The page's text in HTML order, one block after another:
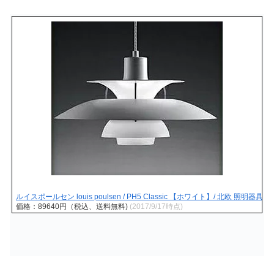
ルイスポールセン louis poulsen / PH5 Classic 【ホワイト】/ 北欧 照明器具
価格：89640円（税込、送料無料) (2017/9/17時点)